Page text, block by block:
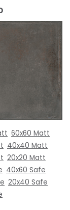
60x60 Matt
40x40 Matt
20x20 Matt
40x60 Safe
20x40 Safe